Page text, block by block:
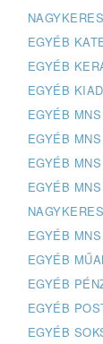
EGYÉB
EGYÉB
EGYÉB
EGYÉB
EGYÉB
EGYÉB
EGYÉB
EGYÉB
EGYÉB
EGYÉB
EGYÉB
EGYÉB